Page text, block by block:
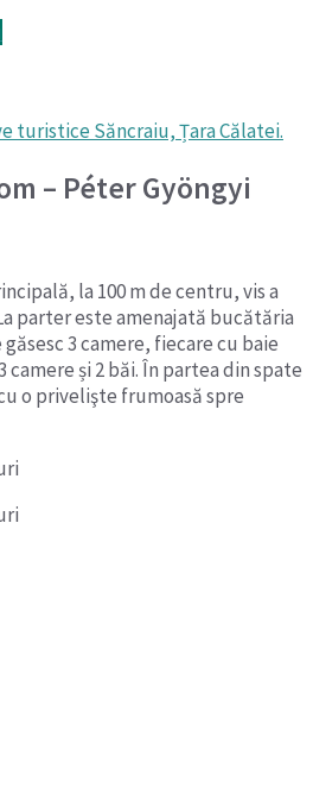
turistice Săncraiu, Țara Călatei.
– Péter Gyöngyi
la 100 m de centru, vis a
parter este amenajată bucătăria
găsesc 3 camere, fiecare cu baie
camere și 2 băi. În partea din spate
o privelişte frumoasă spre